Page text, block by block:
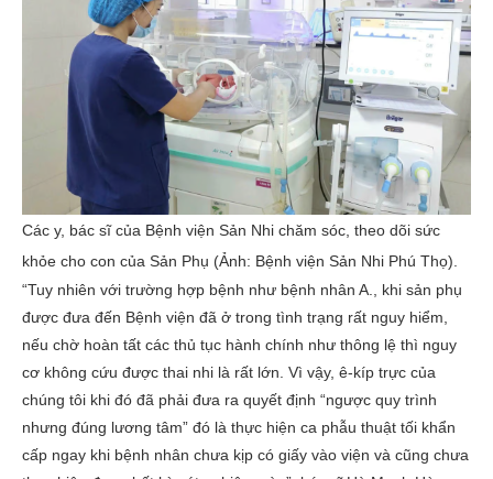
Các y, bác sĩ của Bệnh viện Sản Nhi chăm sóc, theo dõi sức
khỏe cho con của Sản Phụ (Ảnh: Bệnh viện Sản Nhi Phú Thọ).
“Tuy nhiên với trường hợp bệnh như bệnh nhân A., khi sản phụ
được đưa đến Bệnh viện đã ở trong tình trạng rất nguy hiểm,
nếu chờ hoàn tất các thủ tục hành chính như thông lệ thì nguy
cơ không cứu được thai nhi là rất lớn. Vì vậy, ê-kíp trực của
chúng tôi khi đó đã phải đưa ra quyết định “ngược quy trình
nhưng đúng lương tâm” đó là thực hiện ca phẫu thuật tối khẩn
cấp ngay khi bệnh nhân chưa kịp có giấy vào viện và cũng chưa